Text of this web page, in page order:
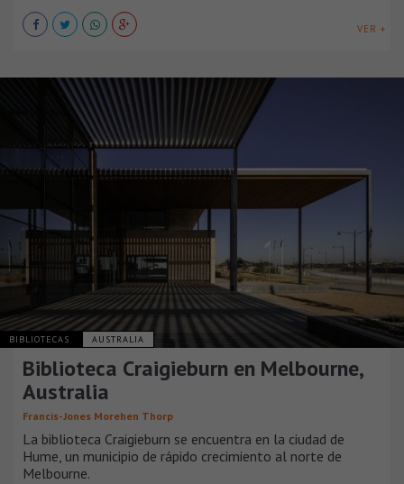
VER +
BIBLIOTECAS AUSTRALIA
Biblioteca Craigieburn en Melbourne,
Australia
Francis-Jones Morehen Thorp
La biblioteca Craigieburn se encuentra en la ciudad de
Hume, un municipio de rápido crecimiento al norte de
Melbourne.